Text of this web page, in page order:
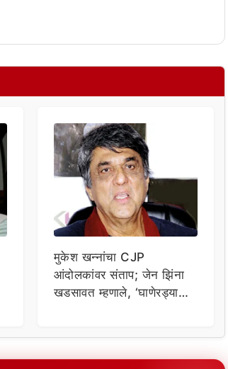
मुकेश खन्नांचा CJP
आंदोलकांवर संताप; जेन झिंना
खडसावत म्हणाले, ‘घाणेरड्या